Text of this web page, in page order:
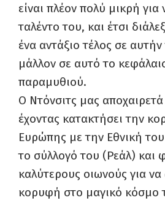
είναι πλέον πολύ μικρή για
ταλέντο του, και έτσι
ένα αντάξιο τέλος σε
μάλλον σε αυτό το
παραμυθιού.
Ο Ντόνσιτς μας
έχοντας κατακτήσει την
Ευρώπης με την Εθνική
το σύλλογό του (Ρεάλ) και
καλύτερους οιωνούς για να
κορυφή στο μαγικό κόσμο